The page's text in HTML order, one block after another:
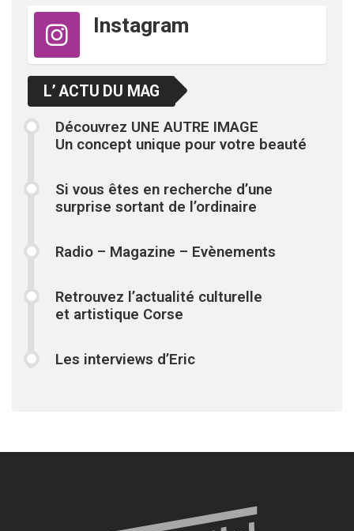
Instagram
L’ ACTU DU MAG
Découvrez UNE AUTRE IMAGE
Un concept unique pour votre beauté
Si vous êtes en recherche d’une
surprise sortant de l’ordinaire
Radio – Magazine – Evènements
Retrouvez l’actualité culturelle
et artistique Corse
Les interviews d’Eric